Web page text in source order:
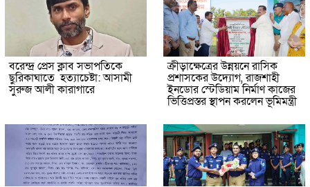
বরেন্দ্র প্রেস ক্লাব সভাপতিকে
ছুরিকাঘাতে হত্যাচেষ্টা: আসামী
সুরুজ আলী কারাগারে
ক্রীড়াক্ষেত্রের উন্নয়নে রাসিক
প্রশাসকের উদ্যোগ, রাজশাহী
ইনডোর স্টেডিয়াম নির্মাণ কাজের
ভিত্তিপ্রস্তর স্থাপন করলেন ভূমিমন্ত্রী